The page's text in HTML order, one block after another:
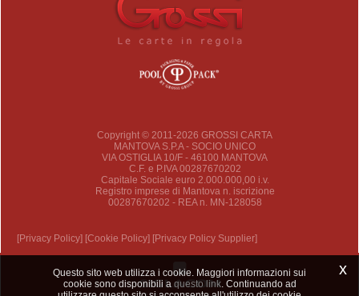
Copyright © 2011-2026 GROSSI CARTA
MANTOVA S.P.A - SOCIO UNICO
VIA OSTIGLIA 10/F - 46100 MANTOVA
C.F. e P.IVA 00287670202
Capitale Sociale euro 2.000.000,00 i.v.
Registro imprese di Mantova n. iscrizione
00287670202 - REA n. MN-128058
x
Questo sito web utilizza i cookie. Maggiori informazioni sui
cookie sono disponibili a questo link. Continuando ad
[Privacy Policy] [Cookie Policy] [Privacy Policy Supplier]